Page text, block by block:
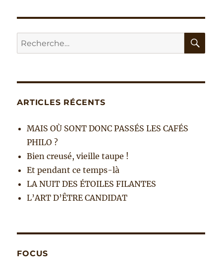
publications
ANT
E
Recherche
pour :
ARTICLES RÉCENTS
MAIS OÙ SONT DONC PASSÉS LES CAFÉS
PHILO ?
Bien creusé, vieille taupe !
Et pendant ce temps-là
LA NUIT DES ÉTOILES FILANTES
L’ART D’ÊTRE CANDIDAT
FOCUS